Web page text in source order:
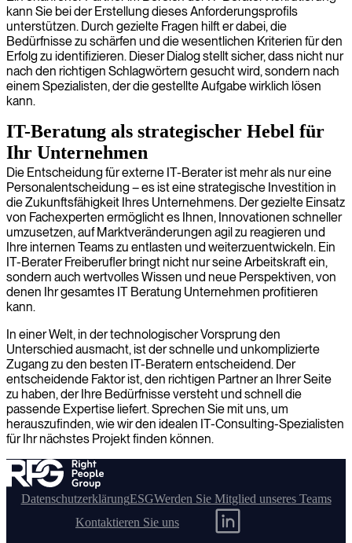
kann Sie bei der Erstellung dieses Anforderungsprofils
unterstützen. Durch gezielte Fragen hilft er dabei, die
Bedürfnisse zu schärfen und die wesentlichen Kriterien für den
Erfolg zu identifizieren. Dieser Dialog stellt sicher, dass nicht nur
nach den richtigen Schlagwörtern gesucht wird, sondern nach
einem Spezialisten, der die gestellte Aufgabe wirklich lösen
kann.
IT-Beratung als strategischer Hebel für
Ihr Unternehmen
Die Entscheidung für externe IT-Berater ist mehr als nur eine
Personalentscheidung – es ist eine strategische Investition in
die Zukunftsfähigkeit Ihres Unternehmens. Der gezielte Einsatz
von Fachexperten ermöglicht es Ihnen, Innovationen schneller
umzusetzen, auf Marktveränderungen agil zu reagieren und
Ihre internen Teams zu entlasten und weiterzuentwickeln. Ein
IT-Berater Freiberufler bringt nicht nur seine Arbeitskraft ein,
sondern auch wertvolles Wissen und neue Perspektiven, von
denen Ihr gesamtes IT Beratung Unternehmen profitieren
kann.
In einer Welt, in der technologischer Vorsprung den
Unterschied ausmacht, ist der schnelle und unkomplizierte
Zugang zu den besten IT-Beratern entscheidend. Der
entscheidende Faktor ist, den richtigen Partner an Ihrer Seite
zu haben, der Ihre Bedürfnisse versteht und schnell die
passende Expertise liefert. Sprechen Sie mit uns, um
herauszufinden, wie wir den idealen IT-Consulting-Spezialisten
für Ihr nächstes Projekt finden können.
DatenschutzerklärungESGWerden Sie Mitglied unseres Teams
Kontaktieren Sie uns